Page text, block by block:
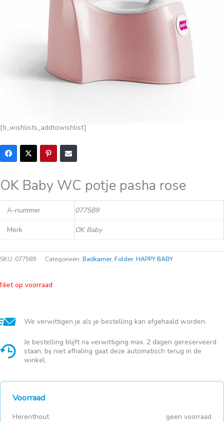
[ti_wishlists_addtowishlist]
OK Baby WC potje pasha rose
A-nummer 077589
Merk OK Baby
SKU: 077589 Categorieën: Badkamer, Folder, HAPPY BABY
Niet op voorraad
We verwittigen je als je bestelling kan afgehaald worden.
Je bestelling blijft na verwittiging max. 2 dagen gereserveerd
staan, bij niet afhaling gaat deze automatisch terug in de
winkel.
Voorraad
Herenthout geen voorraad